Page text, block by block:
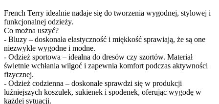
French Terry idealnie nadaje się do tworzenia wygodnej, stylowej i
funkcjonalnej odzieży.
Co można uszyć?
- Bluzy – doskonała elastyczność i miękkość sprawiają, że są one
niezwykle wygodne i modne.
- Odzież sportowa – idealna do dresów czy szortów. Materiał
świetnie wchłania wilgoć i zapewnia komfort podczas aktywności
fizycznej.
- Odzież codzienna – doskonale sprawdzi się w produkcji
luźniejszych koszulek, sukienek i spodenek, oferując wygodę w
każdej sytuacji.